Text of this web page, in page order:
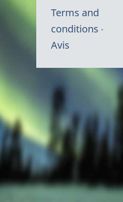
Terms and
conditions
Avis